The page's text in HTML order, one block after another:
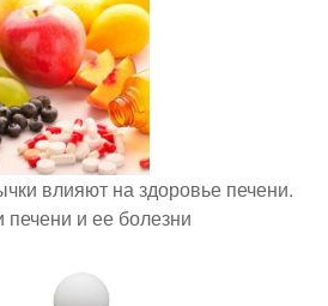
влияют на здоровье печени.
печени и ее болезни